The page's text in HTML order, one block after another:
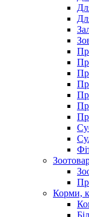
Корми,